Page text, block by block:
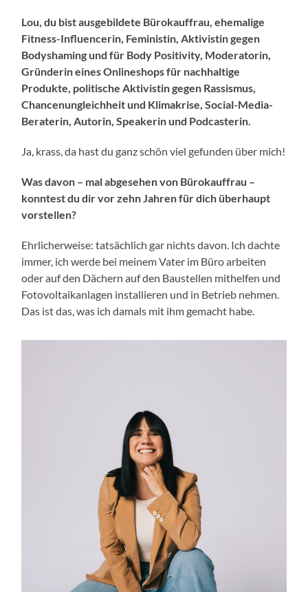
Lou, du bist ausgebildete Bürokauffrau, ehemalige
Fitness-Influencerin, Feministin, Aktivistin gegen
Bodyshaming und für Body Positivity, Moderatorin,
Gründerin eines Onlineshops für nachhaltige
Produkte, politische Aktivistin gegen Rassismus,
Chancenungleichheit und Klimakrise, Social-Media-
Beraterin, Autorin, Speakerin und Podcasterin.
Ja, krass, da hast du ganz schön viel gefunden über mich!
Was davon – mal abgesehen von Bürokauffrau –
konntest du dir vor zehn Jahren für dich überhaupt
vorstellen?
Ehrlicherweise: tatsächlich gar nichts davon. Ich dachte
immer, ich werde bei meinem Vater im Büro arbeiten
oder auf den Dächern auf den Baustellen mithelfen und
Fotovoltaikanlagen installieren und in Betrieb nehmen.
Das ist das, was ich damals mit ihm gemacht habe.